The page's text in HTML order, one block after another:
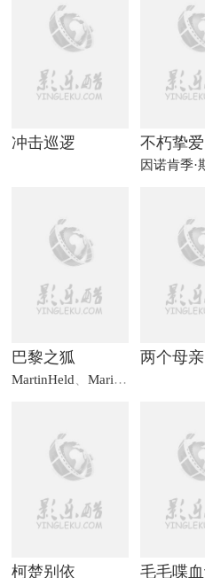
冲击巡逻 不朽挚爱
巴黎之狐
MartinHeld 、MarianneKoch
两个母亲
柯楚别依 毛毛喋